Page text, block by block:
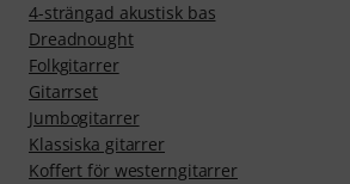
4-strängad akustisk bas
Dreadnought­­
Folkgitarrer
Gitarrset
Jumbogitarrer
Klassiska gitarrer
Koffert för westerngitarrer